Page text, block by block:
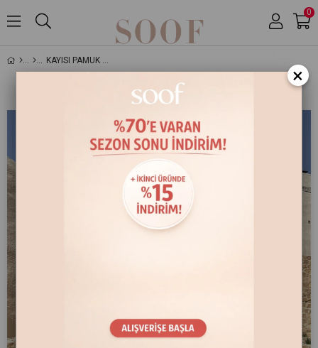
0
KAYISI PAMUK KETEN GÖMLEK ETEK IKILI TAKIM
×